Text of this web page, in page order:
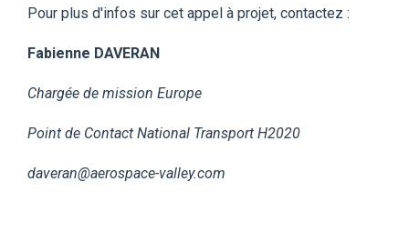
Pour plus d'infos sur cet appel à projet, contactez :
Fabienne DAVERAN
Chargée de mission Europe
Point de Contact National Transport H2020
daveran@aerospace-valley.com